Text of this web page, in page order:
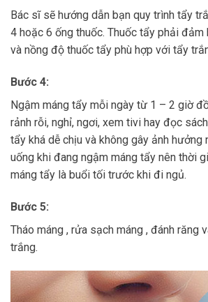
Bác sĩ sẽ hướng dẫn bạn quy trình tẩy
4 hoặc 6 ống thuốc. Thuốc tẩy phải
và nồng độ thuốc tẩy phù hợp với tẩy
Bước 4:
Ngậm máng tẩy mỗi ngày từ 1 – 2 giờ
rảnh rỗi, nghỉ, ngơi, xem tivi hay đọc
tẩy khá dễ chịu và không gây ảnh hưởng
uống khi đang ngậm máng tẩy nên thời
máng tẩy là buổi tối trước khi đi ngủ.
Bước 5:
Tháo máng , rửa sạch máng , đánh răng
trắng.